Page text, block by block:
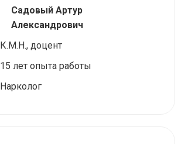
Садовый Артур
Александрович
К.М.Н., доцент
15 лет опыта работы
Нарколог